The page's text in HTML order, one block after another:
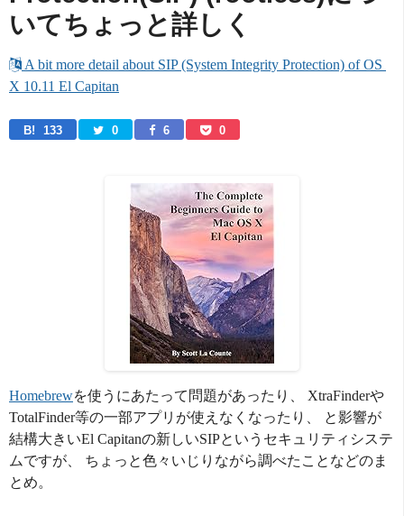
いてちょっと詳しく
A bit more detail about SIP (System Integrity Protection) of OS
X 10.11 El Capitan
B! 133 0 6 0
Homebrewを使うにあたって問題があったり、 XtraFinderや
TotalFinder等の一部アプリが使えなくなったり、 と影響が
結構大きいEl Capitanの新しいSIPというセキュリティシステ
ムですが、 ちょっと色々いじりながら調べたことなどのま
とめ。